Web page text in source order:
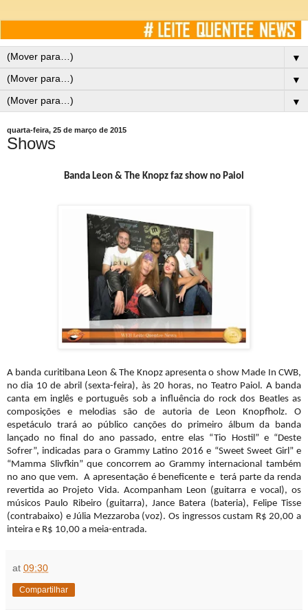
▼
▼
▼
quarta-feira, 25 de março de 2015
Shows
Banda Leon & The Knopz faz show no Paiol
A banda curitibana Leon & The Knopz apresenta o show Made In CWB,
no dia 10 de abril (sexta-feira), às 20 horas, no Teatro Paiol. A banda
canta em inglês e português sob a influência do rock dos Beatles as
composições e melodias são de autoria de Leon Knopfholz. O
espetáculo trará ao público canções do primeiro álbum da banda
lançado no final do ano passado, entre elas “Tio Hostil” e “Deste
Sofrer”, indicadas para o Grammy Latino 2016 e “Sweet Sweet Girl” e
“Mamma Slivfkin” que concorrem ao Grammy internacional também
no ano que vem. A apresentação é beneficente e terá parte da renda
revertida ao Projeto Vida. Acompanham Leon (guitarra e vocal), os
músicos Paulo Ribeiro (guitarra), Jance Batera (bateria), Felipe Tisse
(contrabaixo) e Júlia Mezzaroba (voz). Os ingressos custam R$ 20,00 a
inteira e R$ 10,00 a meia-entrada.
at 09:30
Compartilhar